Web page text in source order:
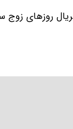
زوج ساعت ۸ صبح از